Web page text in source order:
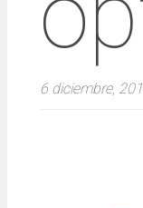
6 diciembre,